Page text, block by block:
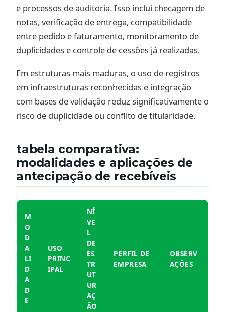
e processos de auditoria. Isso inclui checagem de
notas, verificação de entrega, compatibilidade
entre pedido e faturamento, monitoramento de
duplicidades e controle de cessões já realizadas.
Em estruturas mais maduras, o uso de registros
em infraestruturas reconhecidas e integração
com bases de validação reduz significativamente o
risco de duplicidade ou conflito de titularidade.
tabela comparativa:
modalidades e aplicações de
antecipação de recebíveis
M
O
D
A
LI
D
A
D
E
USO
PRINC
IPAL
NÍ
VE
L
DE
ES
TR
UT
UR
AÇ
ÃO
PERFIL DE
EMPRESA
OBSERV
AÇÕES